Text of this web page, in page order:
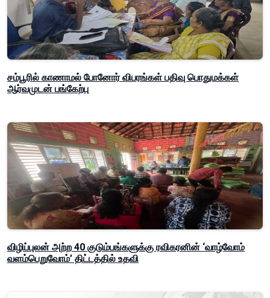
சம்பூரில் காணாமல் போனோர் விபரங்கள் பதிவு பொதுமக்கள்
ஆர்வமுடன் பங்கேற்பு
விழிப்புலன் அற்ற 40 குடும்பங்களுக்கு ரவிகரனின் ‘வாழ்வோம்
வளம்பெறுவோம்’ திட்டத்தில் உதவி